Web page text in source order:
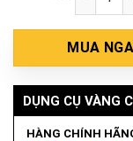
MUA
DỤNG CỤ VÀNG
HÀNG CHÍNH